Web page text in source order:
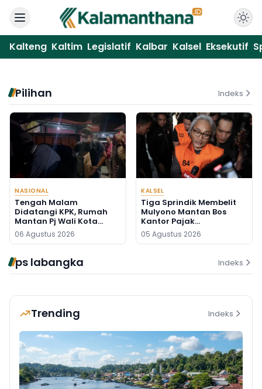
Kalteng Kaltim Legislatif Kalbar Kalsel Eksekutif
Pilihan Indeks
NASIONAL
Tengah Malam
Didatangi KPK, Rumah
Mantan Pj Wali Kota
Digeledah, Empat Koper
Dibawa
06 Agustus 2026
KALSEL
Tiga Sprindik Membelit
Mulyono Mantan Bos
Kantor Pajak
Banjarmasin
05 Agustus 2026
ps labangka Indeks
Trending Indeks